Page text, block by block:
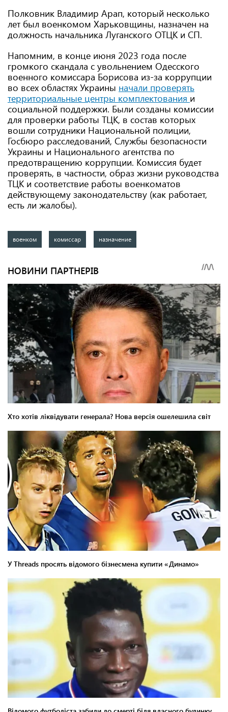
Полковник Владимир Арап, который несколько
лет был военкомом Харьковщины, назначен на
должность начальника Луганского ОТЦК и СП.
Напомним, в конце июня 2023 года после
громкого скандала с увольнением Одесского
военного комиссара Борисова из-за коррупции
во всех областях Украины начали проверять
территориальные центры комплектования и
социальной поддержки. Были созданы комиссии
для проверки работы ТЦК, в состав которых
вошли сотрудники Национальной полиции,
Госбюро расследований, Службы безопасности
Украины и Национального агентства по
предотвращению коррупции. Комиссия будет
проверять, в частности, образ жизни руководства
ТЦК и соответствие работы военкоматов
действующему законодательству (как работает,
есть ли жалобы).
военком комиссар назначение